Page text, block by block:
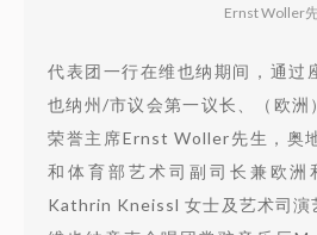
Ernst Woller
代表团一行在维也纳期间，通过
也纳州/市议会第一议长、（欧洲
荣誉主席Ernst Woller先生，奥
和体育部艺术司副司长兼欧洲
Kathrin Kneissl 女士及艺术司演